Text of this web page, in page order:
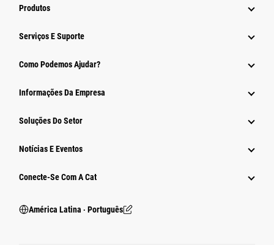
Produtos
Serviços E Suporte
Como Podemos Ajudar?
Informações Da Empresa
Soluções Do Setor
Notícias E Eventos
Conecte-Se Com A Cat
América Latina ‧ Português